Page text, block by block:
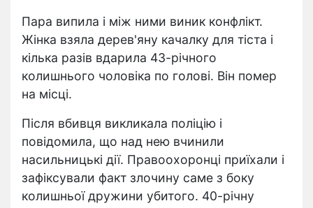
Пара випила і між ними виник конфлікт.
Жінка взяла дерев'яну качалку для тіста і
кілька разів вдарила 43-річного
колишнього чоловіка по голові. Він помер
на місці.
Після вбивця викликала поліцію і
повідомила, що над нею вчинили
насильницькі дії. Правоохоронці приїхали і
зафіксували факт злочину саме з боку
колишньої дружини убитого. 40-річну